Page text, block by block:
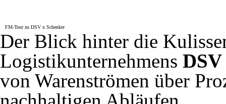
FM-Tour zu DSV x Schenker
Der Blick hinter die
Logistikunternehmens
von Warenströmen über